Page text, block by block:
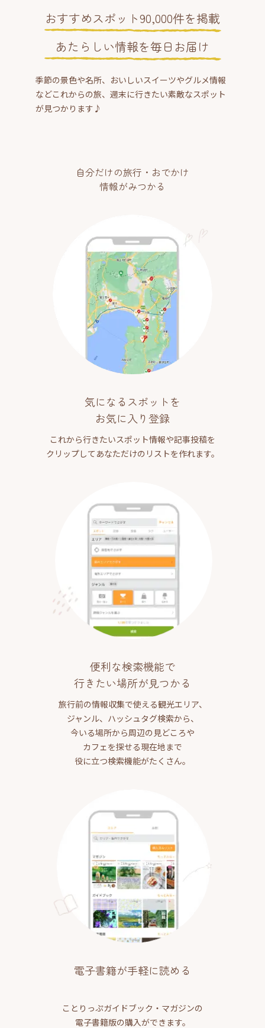
おすすめスポット90,000件を掲載
あたらしい情報を毎日お届け
季節の景色や名所、おいしいスイーツやグルメ情報
などこれからの旅、週末に行きたい素敵なスポット
が見つかります♪
自分だけの旅行・おでかけ
情報がみつかる
気になるスポットを
お気に入り登録
これから行きたいスポット情報や記事投稿を
クリップしてあなただけのリストを作れます。
便利な検索機能で
行きたい場所が見つかる
旅行前の情報収集で使える観光エリア、
ジャンル、ハッシュタグ検索から、
今いる場所から周辺の見どころや
カフェを探せる現在地まで
役に立つ検索機能がたくさん。
電子書籍が手軽に読める
ことりっぷガイドブック・マガジンの
電子書籍版の購入ができます。